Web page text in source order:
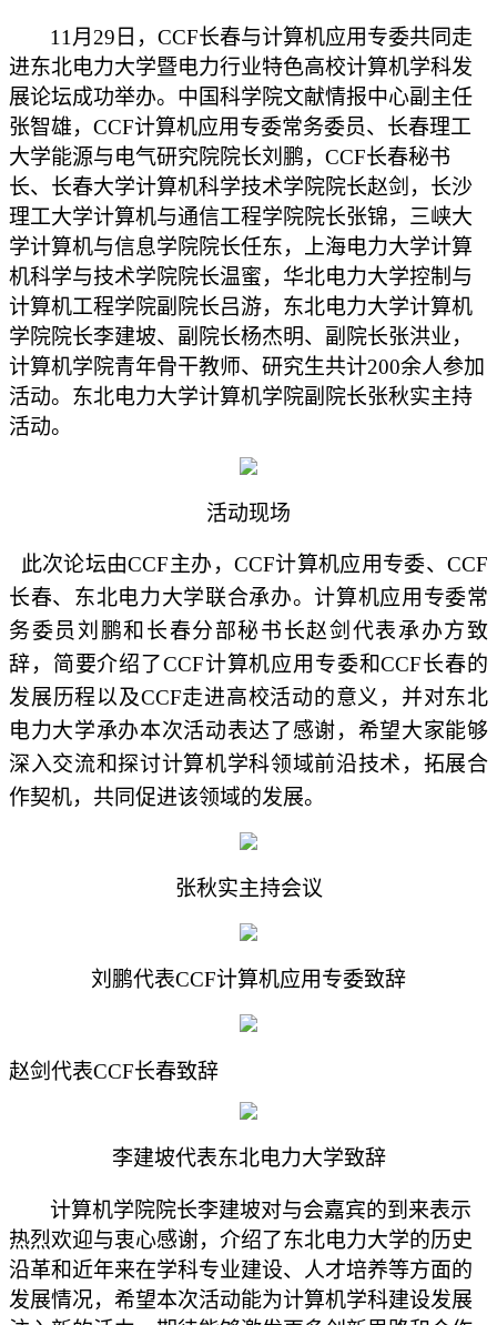
11 月29日，CCF长春与计算机应用专委共同 走
进东北电力大学暨电力行业特色高校计算机学科发
展论坛成功举办。中国科学院文献情报中心副主任
张智雄，CCF计算机应用专委常务委员、长春理工
大学能源与电气研究院院长刘鹏，CCF长春秘书
长、长春大学计算机科学技术学院院长赵剑，长沙
理工大学计算机与通信工程学院院长张锦，三峡大
学计算机与信息学院院长任东，上海电力大学计算
机科学与技术学院院长温蜜，华北电力大学控制与
计算机工程学院副院长吕游，东北电力大学计算机
学院院长李建坡、 副院长杨杰明、副院长张洪业，
计算机学院青年骨干教师、研究生共计200余人参加
活动。东北电力大学计算机学院副院长张秋实主持
活动。
活动现场
此次论坛由CCF主办，CCF计算机应用专委、CCF
长春、东北电力大学联合承办。计算机应用专委常
务委员刘鹏和长春分部秘书长赵剑代表承办方致
辞，简要介绍了CCF计算机应用专委和CCF长春的
发展历程以及CCF走进高校活动的意义，并对东北
电力大学承办本次活动表达了感谢，希望大家能够
深入交流和探讨计算机学科领域前沿技术，拓展合
作契机，共同促进该领域的发展。
张秋实主持会议
刘鹏代表CCF计算机应用专委致辞
赵剑 代表CCF长春致辞
李建坡代表东北电力大学致辞
计算机学院院长李建坡对与会嘉宾的到来表示
热烈欢迎与衷心感谢，介绍了东北电力大学的历史
沿革和近年来在学科专业建设、人才培养等方面的
发展情况，希望本次活动能为计算机学科建设发展